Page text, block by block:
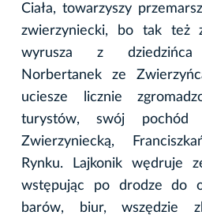
Ciała, towarzyszy
zwierzyniecki, bo tak też
wyrusza z
Norbertanek ze
uciesze licznie
turystów, swój pochód
Zwierzyniecką,
Rynku. Lajkonik wędruje
wstępując po drodze do
barów, biur, wszędzie